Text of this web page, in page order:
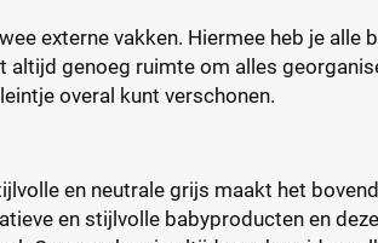
externe vakken. Hiermee heb je alle
altijd genoeg ruimte om alles
overal kunt verschonen.
en neutrale grijs maakt het
en stijlvolle babyproducten en